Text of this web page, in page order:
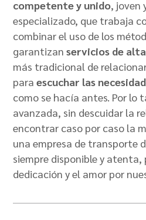
competente y unido, joven
especializado, que trabaja
combinar el uso de los
garantizanservicios de
más tradicional de
paraescuchar las
como se hacía antes. Por lo
avanzada, sin descuidar la
encontrar caso por caso la
una empresa de transporte
siempre disponible y
dedicación y el amor por